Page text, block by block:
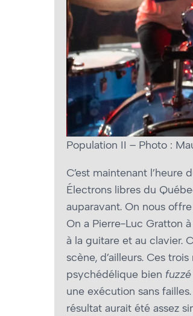
Population II – Photo :
C’est maintenant l’heure
Électrons libres du
auparavant. On nous
On a Pierre-Luc Gratton
à la guitare et au clavier.
scène, d’ailleurs. Ces
psychédélique bien fuzzé
une exécution sans
résultat aurait été assez